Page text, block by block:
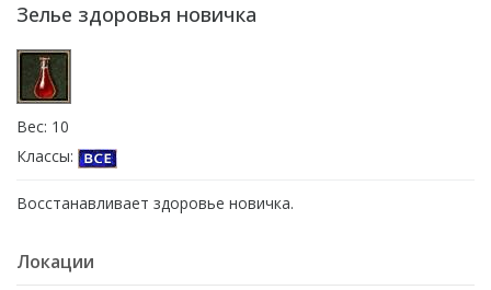
Зелье здоровья новичка
Вес: 10
Классы:
Восстанавливает здоровье новичка.
Локации